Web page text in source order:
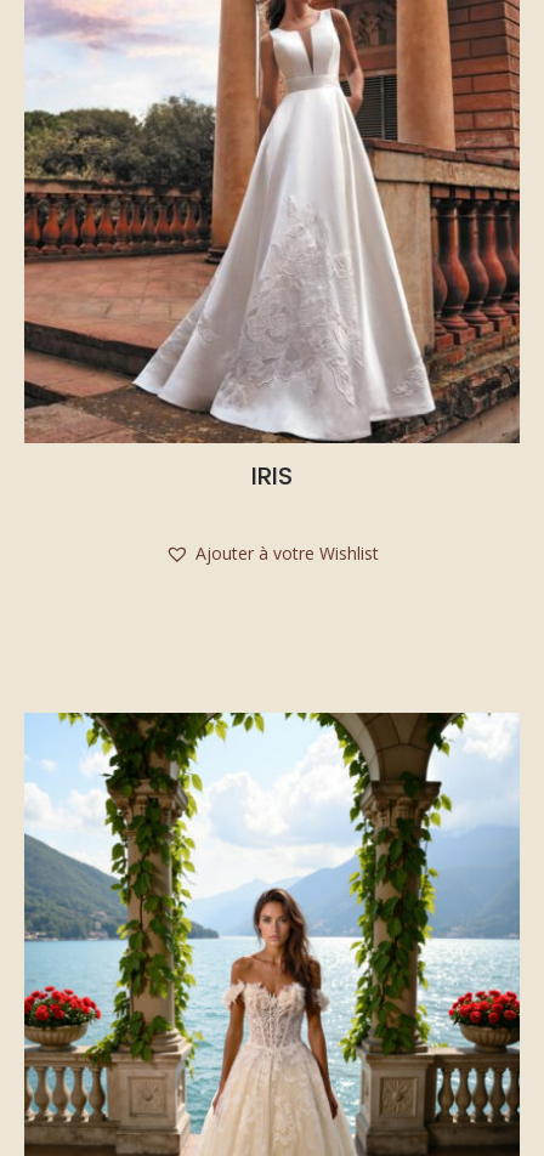
IRIS
Ajouter à votre Wishlist